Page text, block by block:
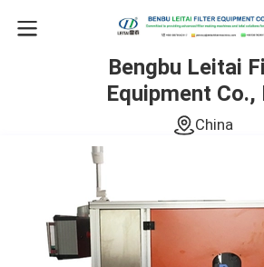
Bengbu Leitai
Equipment Co.,
China